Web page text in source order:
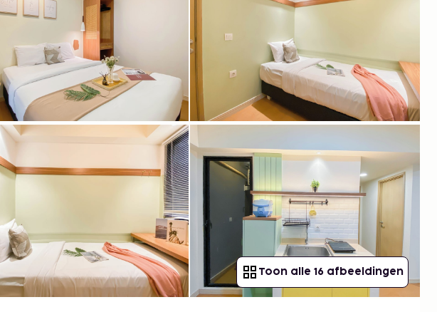
Toon alle 16 afbeeldingen